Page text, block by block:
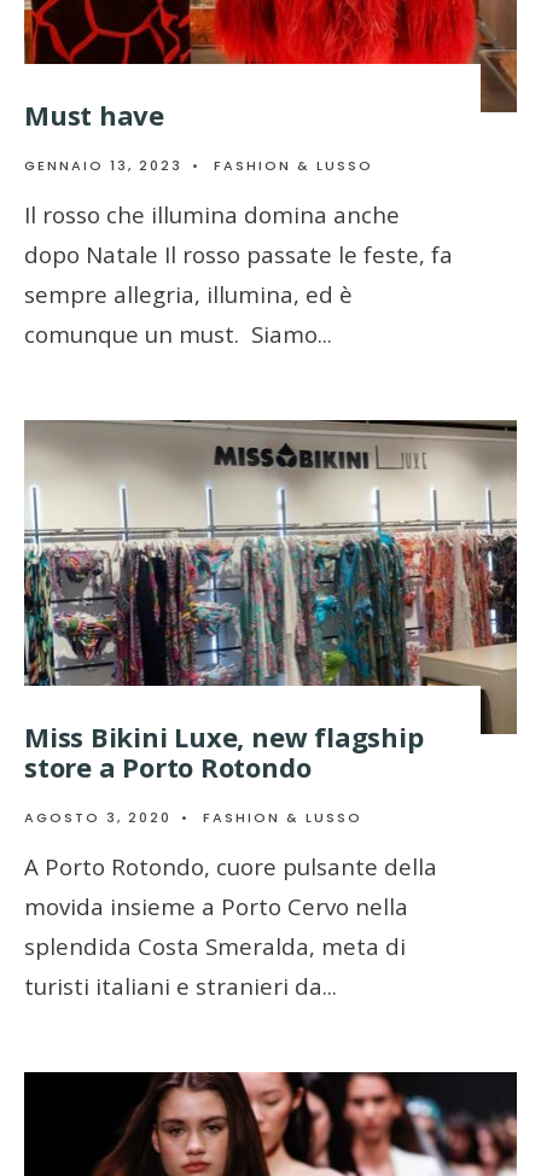
Must have
GENNAIO 13, 2023 • FASHION & LUSSO
Il rosso che illumina domina anche
dopo Natale Il rosso passate le feste, fa
sempre allegria, illumina, ed è
comunque un must. Siamo...
Miss Bikini Luxe, new flagship
store a Porto Rotondo
AGOSTO 3, 2020 • FASHION & LUSSO
A Porto Rotondo, cuore pulsante della
movida insieme a Porto Cervo nella
splendida Costa Smeralda, meta di
turisti italiani e stranieri da...